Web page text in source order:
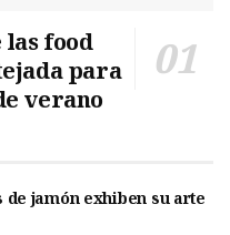
food
para
verano
jamón exhiben su arte